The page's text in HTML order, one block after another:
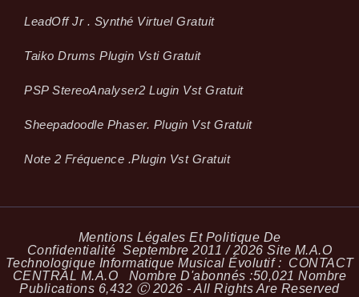
LeadOff Jr . Synthé Virtuel Gratuit
Taiko Drums Plugin Vsti Gratuit
PSP StereoAnalyser2 Lugin Vst Gratuit
Sheepadoodle Phaser. Plugin Vst Gratuit
Note 2 Fréquence .plugin Vst Gratuit
Mentions Légales Et Politique De
Confidentialité Septembre 2011 / 2026 Site M.A.O
Technologique Informatique Musical Évolutif : CONTACT
CENTRAL M.A.O Nombre D'abonnés :50,021 Nombre
Publications 6,432 Ⓒ 2026 - All Rights Are Reserved